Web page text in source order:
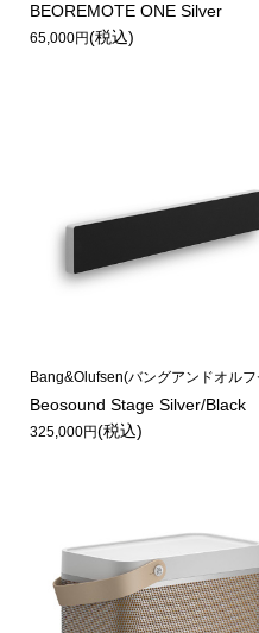
BEOREMOTE ONE Silver
65,000円(税込)
Bang&Olufsen(バングアンドオル
Beosound Stage Silver/Black
325,000円(税込)